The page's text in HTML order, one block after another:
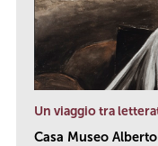
Un viaggio tra
Casa Museo